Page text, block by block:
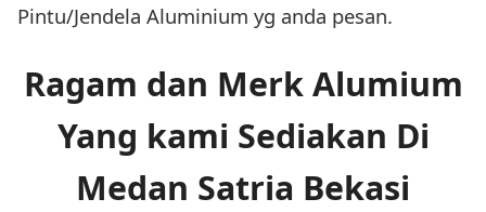
Pintu/Jendela Aluminium yg anda pesan.
Ragam dan Merk Alumium
Yang kami Sediakan Di
Medan Satria Bekasi